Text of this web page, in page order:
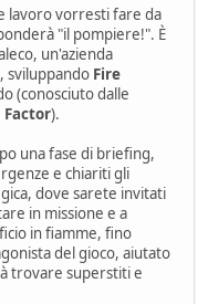
lavoro vorresti fare da
"il pompiere!". È
un'azienda
sviluppando Fire
(conosciuto dalle
).
una fase di briefing,
e chiariti gli
dove sarete invitati
in missione e a
in fiamme, fino
del gioco, aiutato
trovare superstiti e